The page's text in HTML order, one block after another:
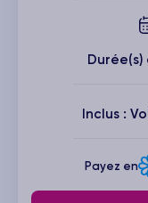
Durée(s)
Inclus :
Payez en